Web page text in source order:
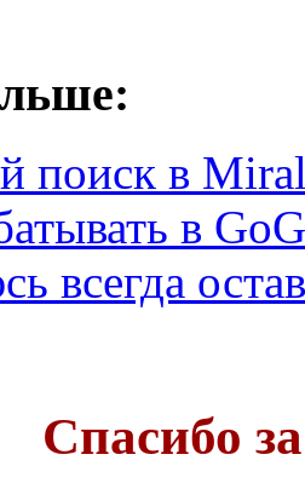
поиск в
в
всегда
Спасибо